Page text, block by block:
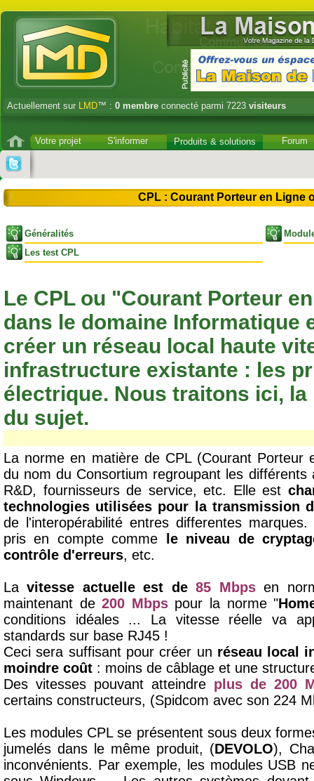
Actuellement sur LMD™ : 0 membre connecté parmi 7223 visiteurs
Votre projet S'informer Produits & solutions Forum
CPL : Courant Porteur en Ligne
Généralités
Les test CPL
Le CPL ou "Courant Porteur
dans le domaine Informatique
créer un réseau local haute
infrastructure existante : les
électrique. Nous traitons ici,
du sujet.
La norme en matière de CPL (Courant
du nom du Consortium regroupant les
R&D, fournisseurs de service, etc. Elle est
technologies utilisées pour la transmission
de l'interopérabilité entres differentes
pris en compte comme
le niveau de
contrôle d'erreurs, etc.
Lavitesse actuelle est de85 Mbpsen
maintenant de200 Mbpspour la norme "
conditions idéales ... La vitesse réelle va
standards sur base RJ45 !
Ceci sera suffisant pour créer un réseau local
moindre coût : moins de câblage et une
Des vitesses pouvant atteindre plus de 200
certains constructeurs, (Spidcom avec son 224
Les modules CPL se présentent sous deux
jumelés dans le même produit, (DEVOLO),
inconvénients. Par exemple, les modules USB